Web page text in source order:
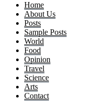
Home
About Us
Posts
Sample Posts
World
Food
Opinion
Travel
Science
Arts
Contact